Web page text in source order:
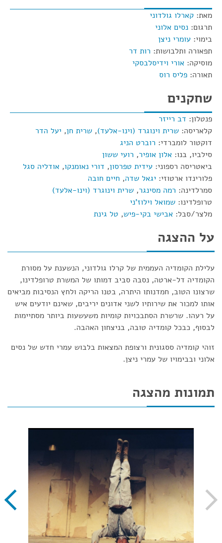
מאת: קארלו גולדוני
תרגום: נסים אלוני
בימוי: עומרי ניצן
תפאורה ותלבושות: רות דר
מוסיקה: אורי וידיסלבסקי
תאורה: פליס רוס
שחקנים
פנטלון: דב רייזר
קלאריסה: שרית וינוגרד (וינו-אלעד), שרית חן, יעל הדר
דוקטור לומברדי: רוברט הניג
סילביו, בנו: אלון אופיר, רועי ששון
ביאטריסה רספוני: עידית טפרסון, דורי נאומנקו, אודליה סגל
פלורינדו ארטוזי: יגאל שדה, חיים חובה
סמרלדינה: רמה מסינגר, שרית וינוגרד (וינו-אלעד)
טרופלדינו: שמואל וילוז'ני
מלצר/סבל: אבישי בקי-פיש, טל גינת
על ההצגה
עלילת הקומדיה העממית של קרלו גולדוני, הנשענת על מסורת
הקומדיה דל-ארטה, נסבה סביב דמותו של המשרת טרופלדינו,
שרצונו הטוב, חמדנותו היתרה, בטנו הריקה ולחץ הנסיבות מביאים
אותו למכור את שירותיו לשני אדונים יריבים, שאינם יודעים איש
על רעהו. שרשרת הסתבכויות קומיות משעשעות ביותר מסתיימות
לבסוף, כבכל קומדיה טובה, בניצחון האהבה.
זוהי קומדיה ססגונית ורצופת המצאות בלבוש עמרי חדש של נסים
אלוני ובבימויו של עמרי ניצן.
תמונות מהצגה